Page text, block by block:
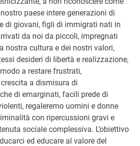
paese intere generazioni di
di giovani, figli di immigrati nati in
da noi da piccoli, impregnati
nostra cultura e dei nostri valori,
desideri di libertà e realizzazione,
a restare frustrati,
a dismisura di
di emarginati, facili prede di
regaleremo uomini e donne
con ripercussioni gravi e
sociale complessiva. L’obiettivo
ed educare al valore del